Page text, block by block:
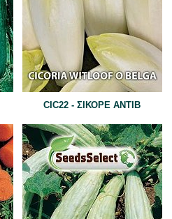
CIC22 - ΣΙΚΟΡΕ ΑΝΤΙΒ